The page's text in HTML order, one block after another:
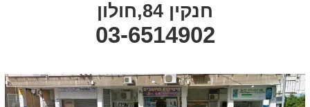
חנקין 84,חולון
03-6514902